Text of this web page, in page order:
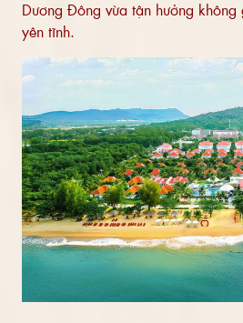
Dương Đông vừa tận hưởng
yên tĩnh.